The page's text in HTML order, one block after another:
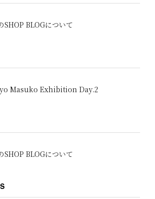
SHOP BLOGについて
Masuko Exhibition Day.2
SHOP BLOGについて